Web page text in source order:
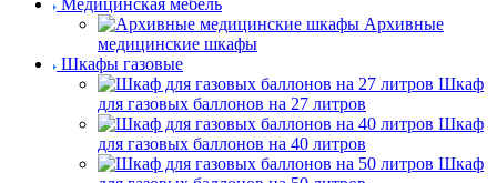
Архивные
медицинские шкафы
Шкафы газовые
Шкаф
для газовых баллонов на 27 литров
Шкаф
для газовых баллонов на 40 литров
Шкаф